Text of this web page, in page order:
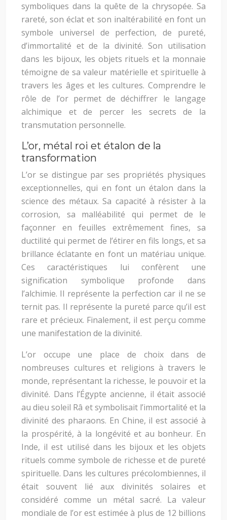
symboliques dans la quête de la chrysopée. Sa
rareté, son éclat et son inaltérabilité en font un
symbole universel de perfection, de pureté,
d’immortalité et de la divinité. Son utilisation
dans les bijoux, les objets rituels et la monnaie
témoigne de sa valeur matérielle et spirituelle à
travers les âges et les cultures. Comprendre le
rôle de l’or permet de déchiffrer le langage
alchimique et de percer les secrets de la
transmutation personnelle.
L’or, métal roi et étalon de la
transformation
L’or se distingue par ses propriétés physiques
exceptionnelles, qui en font un étalon dans la
science des métaux. Sa capacité à résister à la
corrosion, sa malléabilité qui permet de le
façonner en feuilles extrêmement fines, sa
ductilité qui permet de l’étirer en fils longs, et sa
brillance éclatante en font un matériau unique.
Ces caractéristiques lui confèrent une
signification symbolique profonde dans
l’alchimie. Il représente la perfection car il ne se
ternit pas. Il représente la pureté parce qu’il est
rare et précieux. Finalement, il est perçu comme
une manifestation de la divinité.
L’or occupe une place de choix dans de
nombreuses cultures et religions à travers le
monde, représentant la richesse, le pouvoir et la
divinité. Dans l’Égypte ancienne, il était associé
au dieu soleil Râ et symbolisait l’immortalité et la
divinité des pharaons. En Chine, il est associé à
la prospérité, à la longévité et au bonheur. En
Inde, il est utilisé dans les bijoux et les objets
rituels comme symbole de richesse et de pureté
spirituelle. Dans les cultures précolombiennes, il
était souvent lié aux divinités solaires et
considéré comme un métal sacré. La valeur
mondiale de l’or est estimée à plus de 12 billions